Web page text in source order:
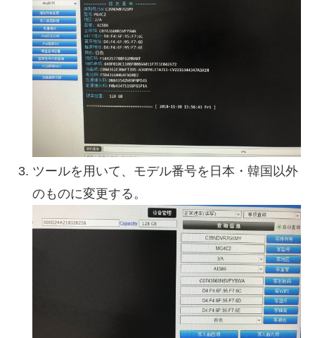
ツールを用いて、モデル番号を日本・韓国以外
のものに変更する。